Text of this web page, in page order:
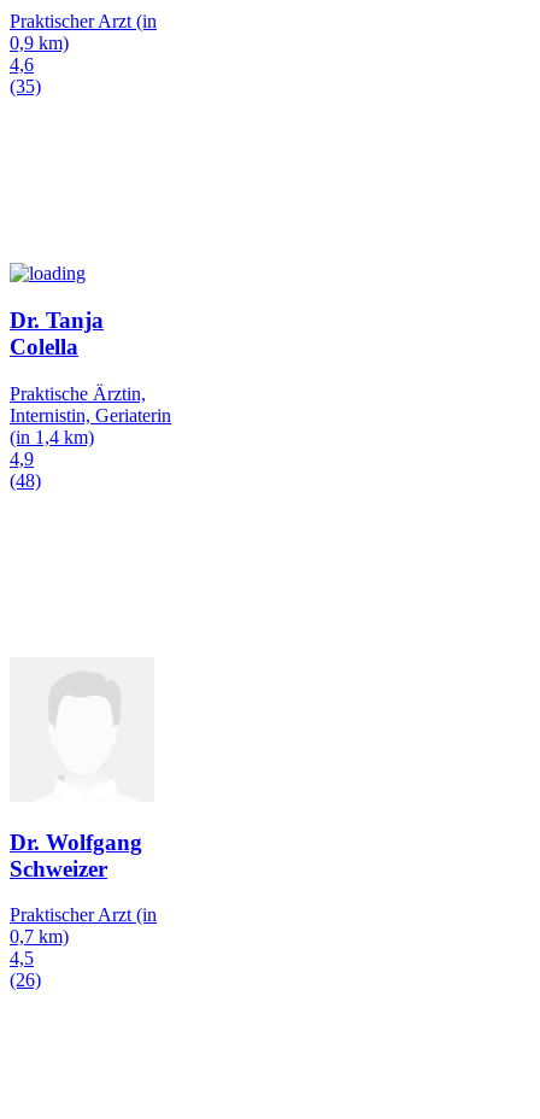
Praktischer Arzt (in
0,9 km)
4,6
(35)
Dr. Tanja
Colella
Praktische Ärztin,
Internistin, Geriaterin
(in 1,4 km)
4,9
(48)
Dr. Wolfgang
Schweizer
Praktischer Arzt (in
0,7 km)
4,5
(26)